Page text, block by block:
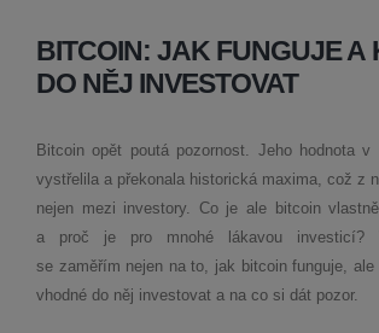
BITCOIN: JAK FUNGUJE A
DO NĚJ INVESTOVAT
Bitcoin opět poutá pozornost. Jeho hodnota v
vystřelila a překonala historická maxima, což z
nejen mezi investory. Co je ale bitcoin
a proč je pro mnohé lákavou investicí?
se zaměřím nejen na to, jak bitcoin funguje,
vhodné do něj investovat a na co si dát pozor.